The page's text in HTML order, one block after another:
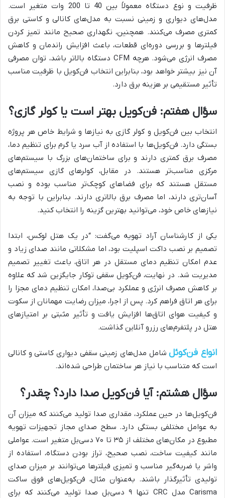
ظرفیت و نوع دستگاه معمولاً بین 40 تا 200 وات متغیر است.
مدل‌های دیواری و زمینی نسبت به مدل‌های کانالی و کاستی برق
کمتری مصرف می‌کنند. همچنین، نگهداری صحیح مانند تمیز کردن
فیلترها و بررسی دوره‌ای قطعات، باعث افزایش راندمان و کاهش
مصرف انرژی می‌شود. هرچه CFM دستگاه بالاتر باشد، توان مصرفی
آن نیز بیشتر خواهد بود، بنابراین انتخاب فن‌کویل با ظرفیت مناسب
تأثیر مستقیمی بر هزینه برق دارد.
سؤال هفتم: فن‌کویل بهتر است یا کولر گازی؟
انتخاب بین فن‌کویل و کولر گازی به نیازها و شرایط خاص هر پروژه
بستگی دارد. فن‌کویل‌ها با استفاده از آب سرد یا گرم برای تنظیم دما،
مصرف برق کمتری دارند و برای ساختمان‌های بزرگ با سیستم‌های
مرکزی مناسب‌تر هستند. در مقابل، کولرهای گازی سیستم‌های
مستقل هستند که برای فضاهای کوچک‌تر مناسب بوده و نصب
آسان‌تری دارند، اما مصرف برق بالاتری دارند. بنابراین با توجه به
نیازهای خاص خود، می‌توانید بهترین گزینه را انتخاب کنید.
یکی از کارشناسان آراد تهویه می‌گفت: “در یک هتل لوکس، ابتدا
تصمیم بر نصب داکت اسپلیت بود، اما مشکلاتی مانند صدای زیاد و
عدم امکان تنظیم دمای مستقل در هر اتاق، باعث تغییر تصمیم
مدیریت شد. در نهایت، فن‌کویل سقفی توکار جایگزین شد که علاوه
بر کاهش مصرف انرژی و عملکرد بی‌صدا، امکان تنظیم دمای مجزا را
برای هر اتاق فراهم کرد. پس از اجرا، میزان رضایت مهمانان از سکوت
و کیفیت هوای اتاق‌ها افزایش یافت و تأثیر مثبتی بر امتیازهای
هتل در پلتفرم‌های رزرو آنلاین گذاشت.
انواع فن‌کوئلشامل مدل‌های زمینی سقفی دیواری کاستی و کانالی
است که متناسب با نیاز هر ساختمان طراحی شده‌اند.
سؤال هشتم: آیا فن‌کویل صدا دارد؟ چقدر؟
فن‌کویل‌ها در حین عملکرد، مقداری صدا تولید می‌کنند که میزان آن
به عوامل مختلفی بستگی دارد. سطح صدای مجاز تجهیزات تهویه
مطبوع در مکان‌های مختلف از ۳۵ تا ۷۰ دسی‌بل متغیر است. عواملی
مانند کیفیت ساخت، نصب صحیح، تراز بودن دستگاه، استفاده از
واشر یا ضربه‌گیر مناسب و تمیزی فیلترها می‌توانند بر میزان صدای
تولیدی تأثیرگذار باشند. به‌عنوان مثال، فن‌کویل‌های فوق ساکت
Carisma مدل CRC تنها ۹ دسی‌بل صدا تولید می‌کنند که برای